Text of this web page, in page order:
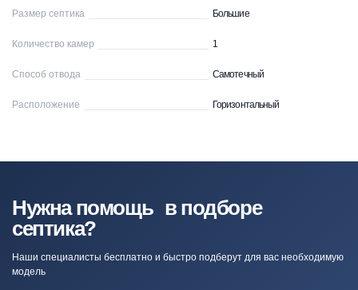
Размер септика Большие
Количество камер 1
Способ отвода Самотечный
Расположение Горизонтальный
Нужна помощь в подборе
септика?
Наши специалисты бесплатно и быстро подберут для вас необходимую
модель